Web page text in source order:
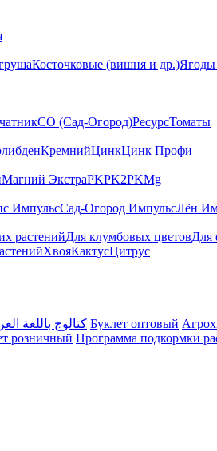
Косточковые (вишня и др.)Ягоды
СО (Сад-Огород)РесурсТоматы
КремнийЦинкЦинк Профи
Магний ЭкстраPKPK2PKМg
ИмпульсСад-Огород ИмпульсЛён
растенийДля клумбовых цветовДля
ХвояКактусЦитрус
كتالوج باللغة Буклет оптовый
розничный Программа подкормки